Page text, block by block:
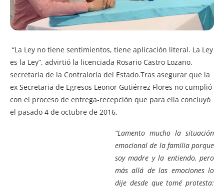
“La Ley no tiene sentimientos, tiene aplicación literal. La Ley
es la Ley”, advirtió la licenciada Rosario Castro Lozano,
secretaria de la Contraloría del Estado.Tras asegurar que la
ex Secretaria de Egresos Leonor Gutiérrez Flores no cumplió
con el proceso de entrega-recepción que para ella concluyó
el pasado 4 de octubre de 2016.
“Lamento mucho la situación
emocional de la familia porque
soy madre y la entiendo, pero
más allá de las emociones lo
dije desde que tomé protesta: